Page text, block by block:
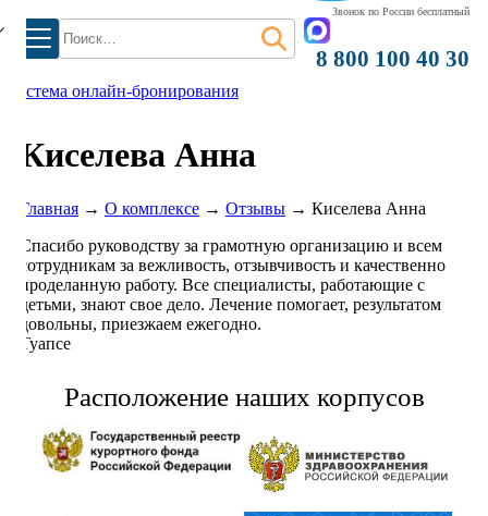
Найти:
Звонок по России бесплатный
8 800 100 40 30
система онлайн-бронирования
Киселева Анна
Главная → О комплексе → Отзывы → Киселева Анна
Спасибо руководству за грамотную организацию и всем
сотрудникам за вежливость, отзывчивость и качественно
проделанную работу. Все специалисты, работающие с
детьми, знают свое дело. Лечение помогает, результатом
довольны, приезжаем ежегодно.
Туапсе
Расположение наших корпусов